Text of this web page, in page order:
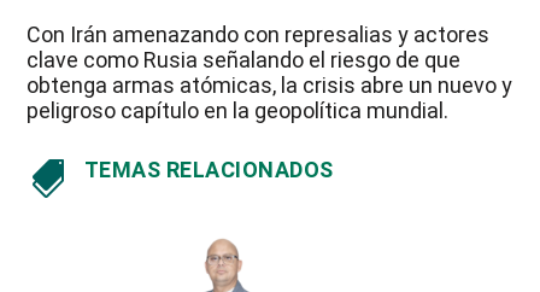
Con Irán amenazando con represalias y actores
clave como Rusia señalando el riesgo de que
obtenga armas atómicas, la crisis abre un nuevo y
peligroso capítulo en la geopolítica mundial.
 TEMAS RELACIONADOS